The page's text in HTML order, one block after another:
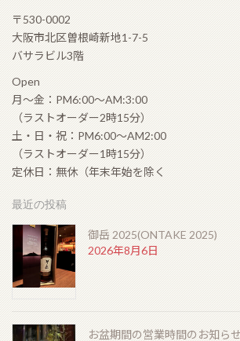
〒530-0002
大阪市北区曽根崎新地1-7-5
バサラビル3階
Open
月〜金：PM6:00〜AM:3:00
（ラストオーダー2時15分）
土・日・祝：PM6:00〜AM2:00
（ラストオーダー1時15分）
定休日：無休（年末年始を除く
最近の投稿
御岳 2025(ONTAKE 2025)
2026年8月6日
お盆期間の営業時間のお知らせ
シングルモルト余市 モスカテ
（SINGLEMALT YOICHI
FINISH）
ゴールデンウィークの営業のお